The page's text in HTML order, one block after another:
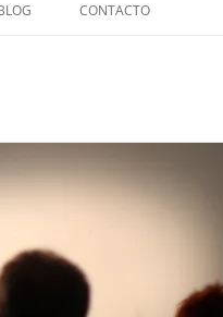
LIBROS COLABORACIONES
CONTACTO